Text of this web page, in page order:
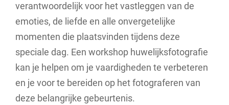
verantwoordelijk voor het vastleggen van de
emoties, de liefde en alle onvergetelijke
momenten die plaatsvinden tijdens deze
speciale dag. Een workshop huwelijksfotografie
kan je helpen om je vaardigheden te verbeteren
en je voor te bereiden op het fotograferen van
deze belangrijke gebeurtenis.